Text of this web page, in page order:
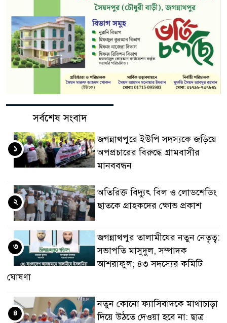
সর্বশেষ সংবাদ
জগন্নাথপুরে ইউপি সদস্যকে জড়িয়ে
অপপ্রচারের বিরুদ্ধে গ্রামবাসীর
মানববন্ধন
১
অতিরিক্ত বিদ্যুৎ বিল ও লোডশেডিং
ছাতকে গ্রাহকদের ক্ষোভ প্রকাশ
২
জগন্নাথপুর তালামীযের নতুন নেতৃত্ব:
সভাপতি মাসুদুল, সম্পাদক
আশরাফুল; ৪৩ সদস্যের কমিটি
ঘোষণা
৩
নতুন কোনো ফ্যাসিবাদকে মাথাচাড়া
দিয়ে উঠতে দেওয়া হবে না: ছাত্র
৪